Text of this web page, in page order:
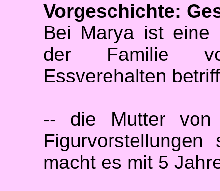
Vorgeschichte:
Bei Marya ist eine
der Familie
Essverehalten
-- die Mutter von
macht es mit 5